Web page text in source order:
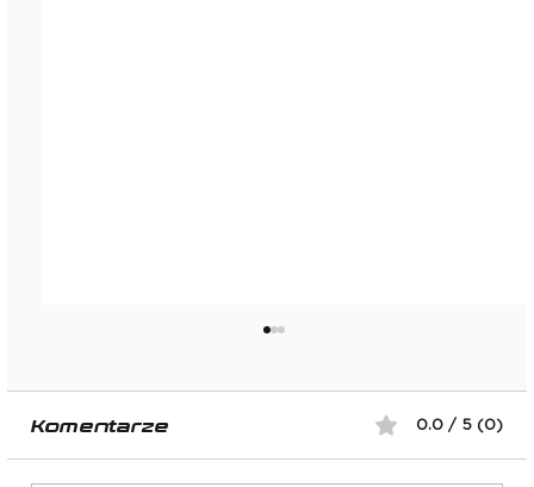
Komentarze 0.0 / 5 (0)